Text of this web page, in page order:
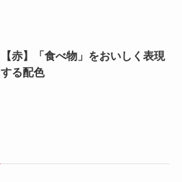
【赤】「食べ物」をおいしく表現
する配色